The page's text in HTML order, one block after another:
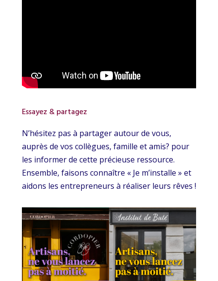
Essayez & partagez
N’hésitez pas à partager autour de vous,
auprès de vos collègues, famille et amis? pour
les informer de cette précieuse ressource.
Ensemble, faisons connaître « Je m’installe » et
aidons les entrepreneurs à réaliser leurs rêves !